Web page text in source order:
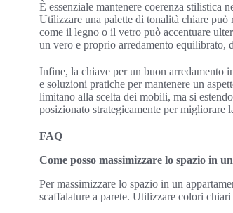
È essenziale mantenere coerenza stilistica
Utilizzare una palette di tonalità chiare
come il legno o il vetro può accentuare
un vero e proprio arredamento equilibrato,
Infine, la chiave per un buon arredamento
e soluzioni pratiche per mantenere un
limitano alla scelta dei mobili, ma si
posizionato strategicamente per migliorare
FAQ
Come posso massimizzare lo spazio in
Per massimizzare lo spazio in un
scaffalature a parete. Utilizzare colori